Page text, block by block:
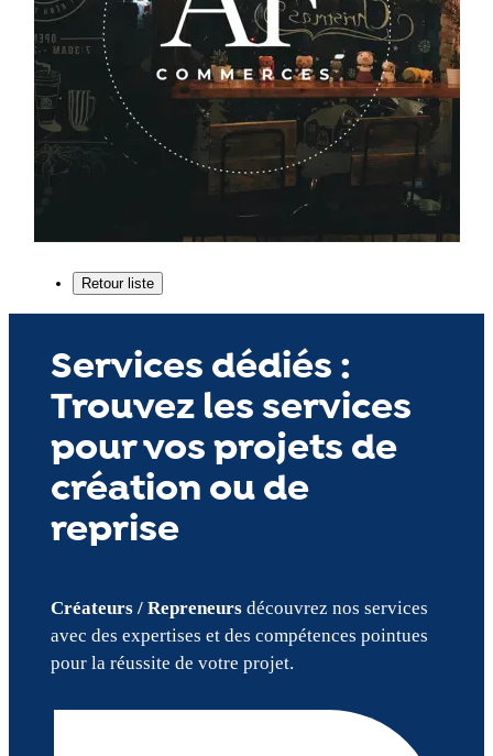
Services dédiés :
Trouvez les services
pour vos projets de
création ou de
reprise
Créateurs / Repreneursdécouvrez nos services
avec des expertises et des compétences pointues
pour la réussite de votre projet.